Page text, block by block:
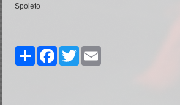
Spoleto
Share FacebookTwitter